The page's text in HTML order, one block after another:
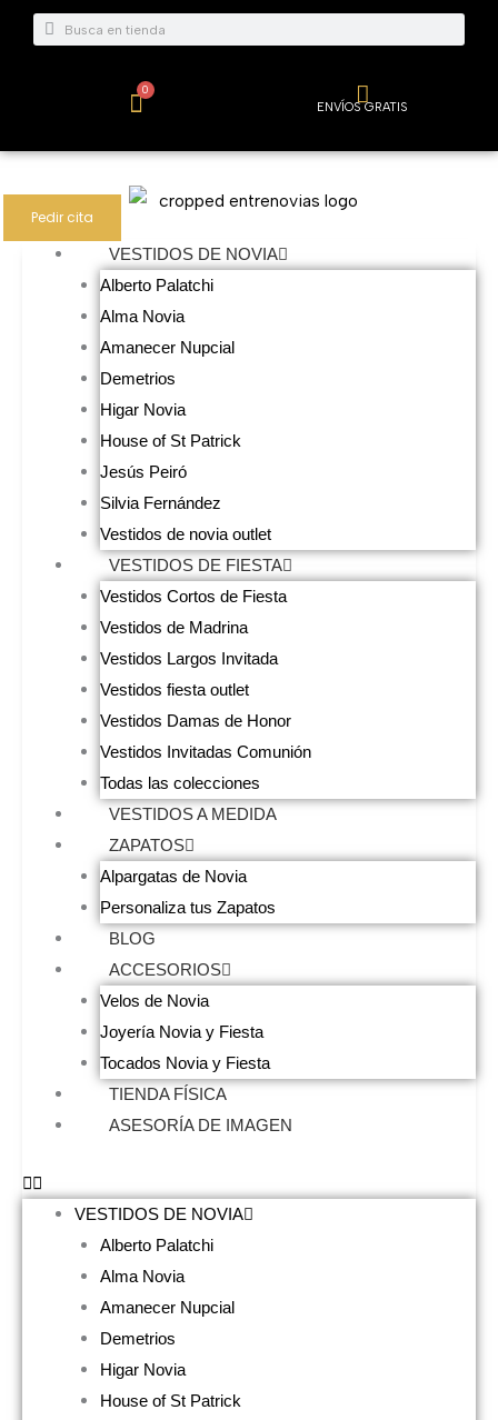
Buscar
Buscar
0
Carrito ENVÍOS GRATIS
VESTIDOS DE NOVIA
Alberto Palatchi
Alma Novia
Amanecer Nupcial
Demetrios
Higar Novia
House of St Patrick
Jesús Peiró
Silvia Fernández
Vestidos de novia outlet
VESTIDOS DE FIESTA
Vestidos Cortos de Fiesta
Vestidos de Madrina
Vestidos Largos Invitada
Vestidos fiesta outlet
Vestidos Damas de Honor
Vestidos Invitadas Comunión
Todas las colecciones
VESTIDOS A MEDIDA
ZAPATOS
Alpargatas de Novia
Personaliza tus Zapatos
BLOG
ACCESORIOS
Velos de Novia
Joyería Novia y Fiesta
Tocados Novia y Fiesta
TIENDA FÍSICA
ASESORÍA DE IMAGEN
VESTIDOS DE NOVIA
Alberto Palatchi
Alma Novia
Amanecer Nupcial
Demetrios
Higar Novia
House of St Patrick
Pedir cita